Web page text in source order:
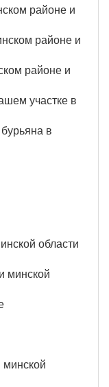
районе и
районе и
районе и
участке в
в
области
минской